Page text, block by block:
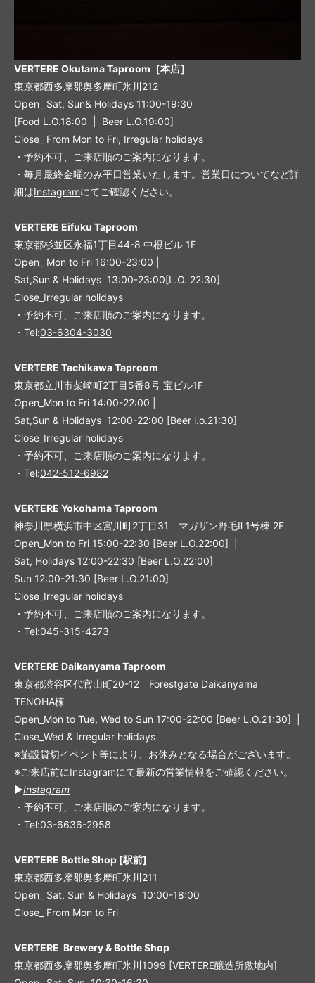
VERTERE Okutama Taproom［本店］
東京都西多摩郡奥多摩町氷川212
Open_ Sat, Sun& Holidays 11:00-19:30
[Food L.O.18:00 | Beer L.O.19:00]
Close_ From Mon to Fri, Irregular holidays
・予約不可、ご来店順のご案内になります。
・毎月最終金曜のみ平日営業いたします。営業日についてなど詳
細はInstagramにてご確認ください。
VERTERE Eifuku Taproom
東京都杉並区永福1丁目44-8 中根ビル 1F
Open_ Mon to Fri 16:00-23:00 |
Sat,Sun & Holidays 13:00-23:00[L.O. 22:30]
Close_Irregular holidays
・予約不可、ご来店順のご案内になります。
・Tel:03-6304-3030
VERTERE Tachikawa Taproom
東京都立川市柴崎町2丁目5番8号 宝ビル1F
Open_Mon to Fri 14:00-22:00 |
Sat,Sun & Holidays 12:00-22:00 [Beer l.o.21:30]
Close_Irregular holidays
・予約不可、ご来店順のご案内になります。
・Tel:042-512-6982
VERTERE Yokohama Taproom
神奈川県横浜市中区宮川町2丁目31 マガザン野毛Ⅱ 1号棟 2F
Open_Mon to Fri 15:00-22:30 [Beer L.O.22:00] |
Sat, Holidays 12:00-22:30 [Beer L.O.22:00]
Sun 12:00-21:30 [Beer L.O.21:00]
Close_Irregular holidays
・予約不可、ご来店順のご案内になります。
・Tel:045-315-4273
VERTERE Daikanyama Taproom
東京都渋谷区代官山町20-12 Forestgate Daikanyama
TENOHA棟
Open_Mon to Tue, Wed to Sun 17:00-22:00 [Beer L.O.21:30] |
Close_Wed & Irregular holidays
※施設貸切イベント等により、お休みとなる場合がございます。
※ご来店前にInstagramにて最新の営業情報をご確認ください。
▶︎Instagram
・予約不可、ご来店順のご案内になります。
・Tel:03-6636-2958
VERTERE Bottle Shop [駅前]
東京都西多摩郡奥多摩町氷川211
Open_ Sat, Sun & Holidays 10:00-18:00
Close_ From Mon to Fri
VERTERE Brewery & Bottle Shop
東京都西多摩郡奥多摩町氷川1099 [VERTERE醸造所敷地内]